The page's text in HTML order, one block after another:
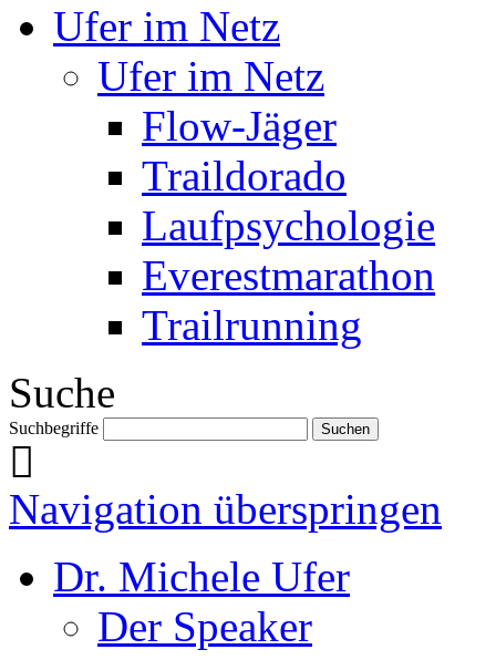
Ufer im Netz
Ufer im Netz
Flow-Jäger
Traildorado
Laufpsychologie
Everestmarathon
Trailrunning
Suche
Suchbegriffe
Navigation überspringen
Dr. Michele Ufer
Der Speaker